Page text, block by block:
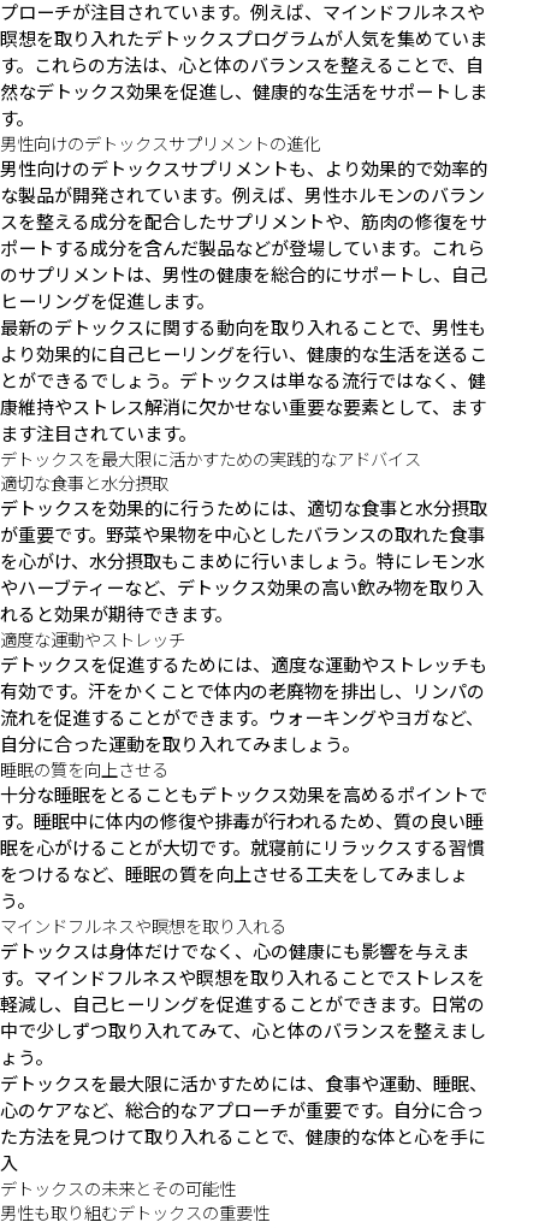
プローチが注目されています。例えば、マインドフルネスや
瞑想を取り入れたデトックスプログラムが人気を集めていま
す。これらの方法は、心と体のバランスを整えることで、自
然なデトックス効果を促進し、健康的な生活をサポートしま
す。
男性向けのデトックスサプリメントの進化
男性向けのデトックスサプリメントも、より効果的で効率的
な製品が開発されています。例えば、男性ホルモンのバラン
スを整える成分を配合したサプリメントや、筋肉の修復をサ
ポートする成分を含んだ製品などが登場しています。これら
のサプリメントは、男性の健康を総合的にサポートし、自己
ヒーリングを促進します。
最新のデトックスに関する動向を取り入れることで、男性も
より効果的に自己ヒーリングを行い、健康的な生活を送るこ
とができるでしょう。デトックスは単なる流行ではなく、健
康維持やストレス解消に欠かせない重要な要素として、ます
ます注目されています。
デトックスを最大限に活かすための実践的なアドバイス
適切な食事と水分摂取
デトックスを効果的に行うためには、適切な食事と水分摂取
が重要です。野菜や果物を中心としたバランスの取れた食事
を心がけ、水分摂取もこまめに行いましょう。特にレモン水
やハーブティーなど、デトックス効果の高い飲み物を取り入
れると効果が期待できます。
適度な運動やストレッチ
デトックスを促進するためには、適度な運動やストレッチも
有効です。汗をかくことで体内の老廃物を排出し、リンパの
流れを促進することができます。ウォーキングやヨガなど、
自分に合った運動を取り入れてみましょう。
睡眠の質を向上させる
十分な睡眠をとることもデトックス効果を高めるポイントで
す。睡眠中に体内の修復や排毒が行われるため、質の良い睡
眠を心がけることが大切です。就寝前にリラックスする習慣
をつけるなど、睡眠の質を向上させる工夫をしてみましょ
う。
マインドフルネスや瞑想を取り入れる
デトックスは身体だけでなく、心の健康にも影響を与えま
す。マインドフルネスや瞑想を取り入れることでストレスを
軽減し、自己ヒーリングを促進することができます。日常の
中で少しずつ取り入れてみて、心と体のバランスを整えまし
ょう。
デトックスを最大限に活かすためには、食事や運動、睡眠、
心のケアなど、総合的なアプローチが重要です。自分に合っ
た方法を見つけて取り入れることで、健康的な体と心を手に
入
デトックスの未来とその可能性
男性も取り組むデトックスの重要性